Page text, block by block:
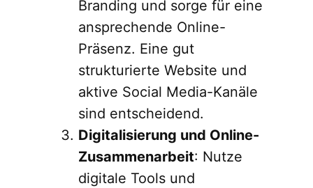
Branding und sorge für eine
ansprechende Online-
Präsenz. Eine gut
strukturierte Website und
aktive Social Media-Kanäle
sind entscheidend.
Digitalisierung und Online-
Zusammenarbeit: Nutze
digitale Tools und